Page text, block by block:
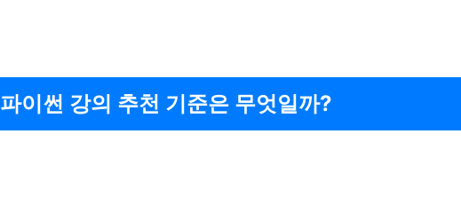
파이썬 강의 추천 기준은 무엇일까?